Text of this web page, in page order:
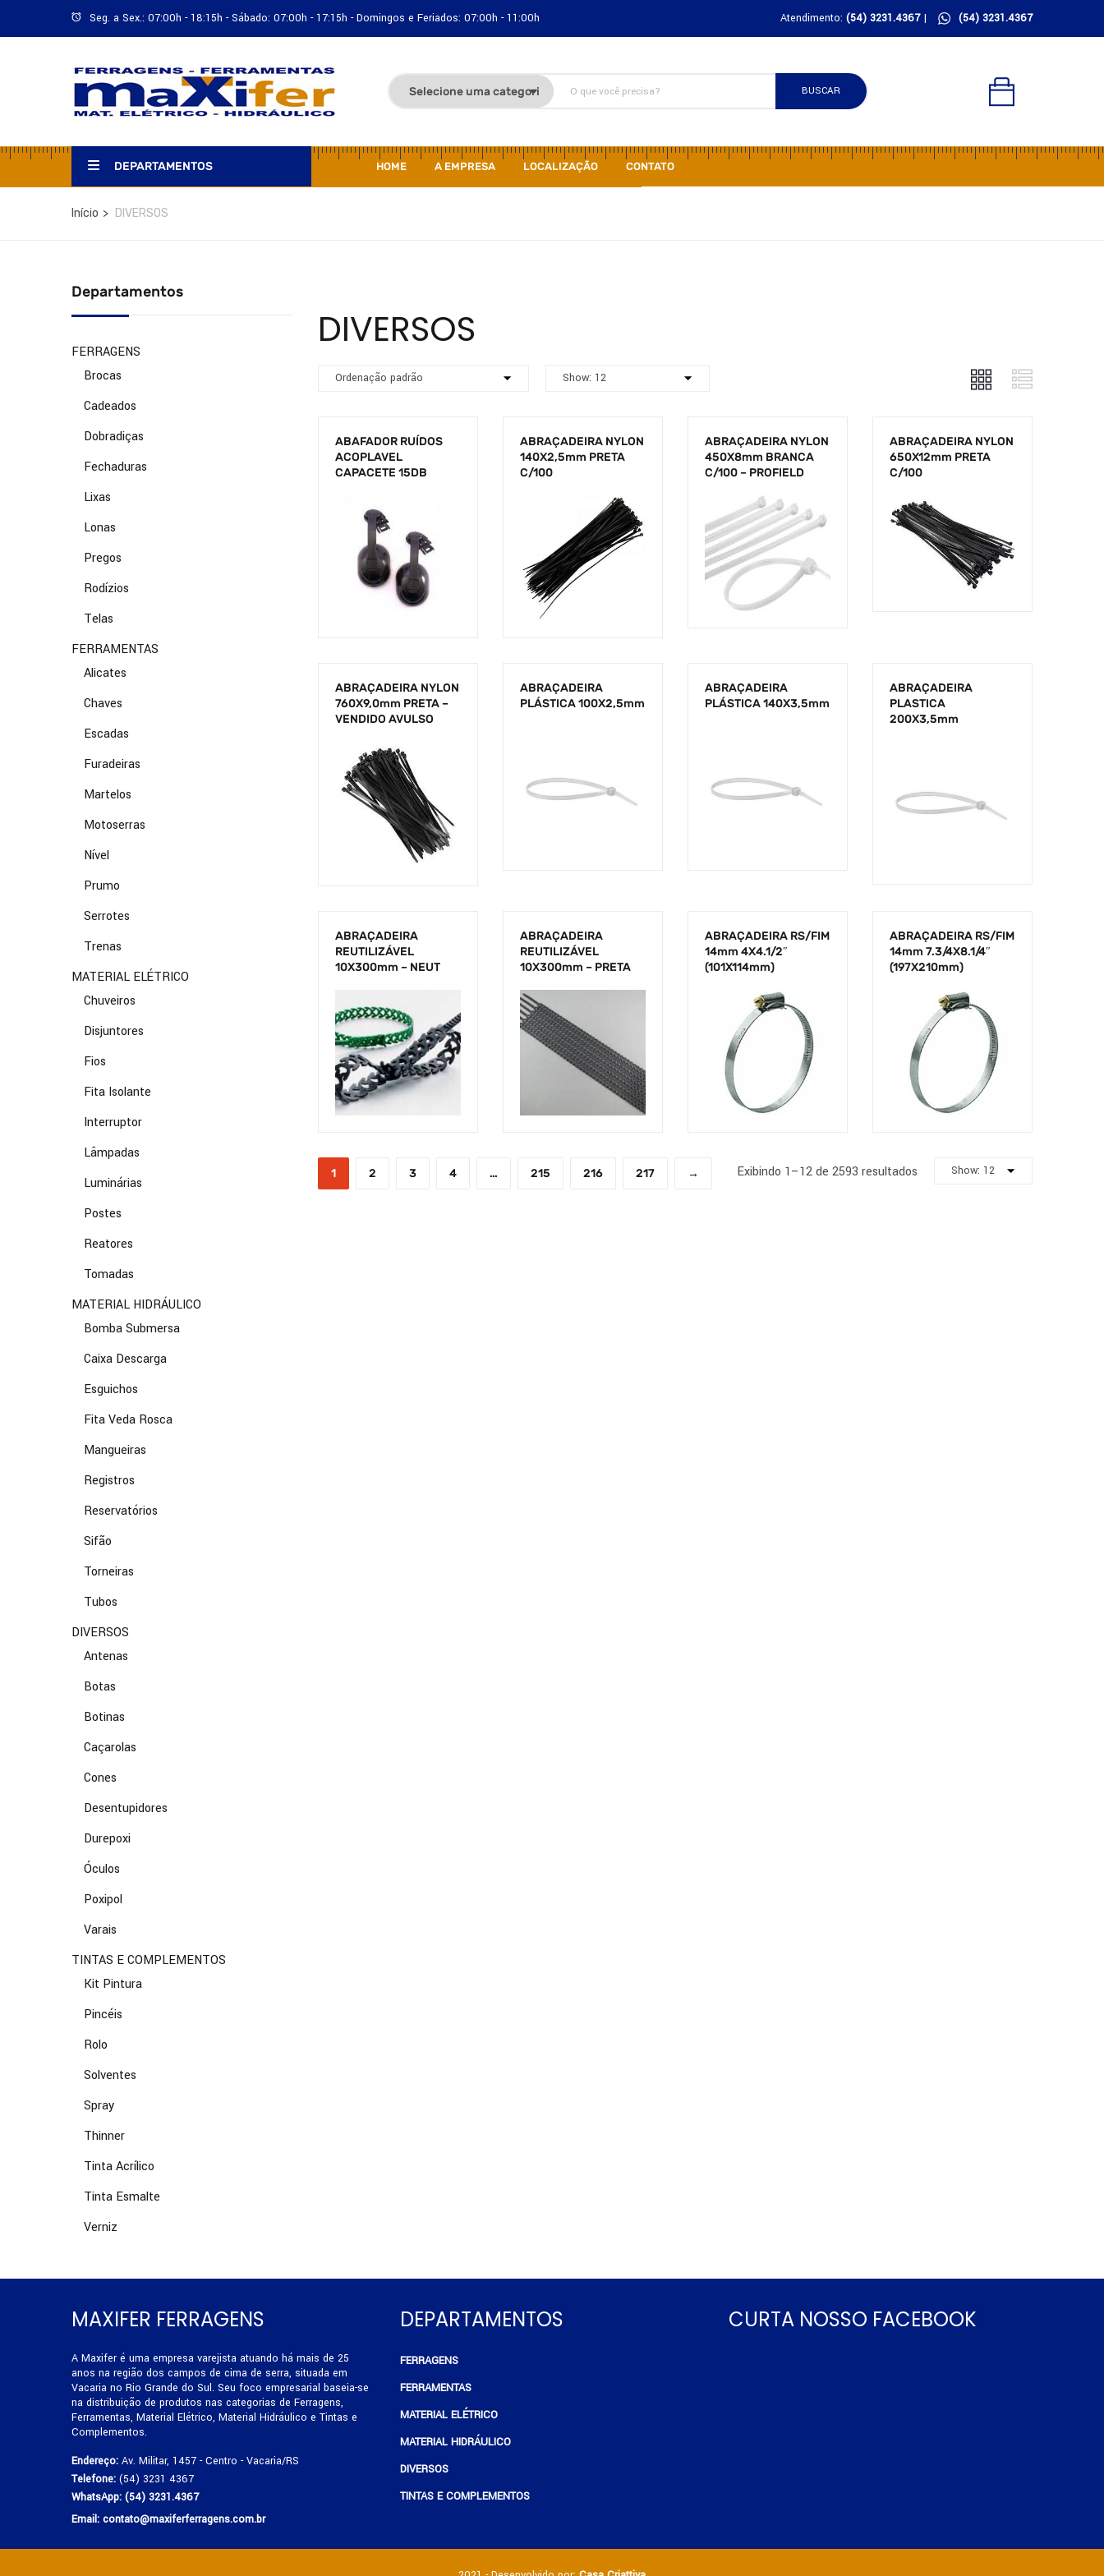
Seg. a Sex.: 07:00h - 18:15h - Sábado: 07:00h - 17:15h - Domingos e Feriados: 07:00h - 11:00h Atendimento: (54) 3231.4367| (54) 3231.4367
BUSCAR
DEPARTAMENTOS HOME A EMPRESA LOCALIZAÇÃO CONTATO
Início DIVERSOS
Departamentos
FERRAGENS
Brocas
Cadeados
Dobradiças
Fechaduras
Lixas
Lonas
Pregos
Rodízios
Telas
FERRAMENTAS
Alicates
Chaves
Escadas
Furadeiras
Martelos
Motoserras
Nível
Prumo
Serrotes
Trenas
MATERIAL ELÉTRICO
Chuveiros
Disjuntores
Fios
Fita Isolante
Interruptor
Lâmpadas
Luminárias
Postes
Reatores
Tomadas
MATERIAL HIDRÁULICO
Bomba Submersa
Caixa Descarga
Esguichos
Fita Veda Rosca
Mangueiras
Registros
Reservatórios
Sifão
Torneiras
Tubos
DIVERSOS
Antenas
Botas
Botinas
Caçarolas
Cones
Desentupidores
Durepoxi
Óculos
Poxipol
Varais
TINTAS E COMPLEMENTOS
Kit Pintura
Pincéis
Rolo
Solventes
Spray
Thinner
Tinta Acrílico
Tinta Esmalte
Verniz
DIVERSOS
ABAFADOR RUÍDOS
ACOPLAVEL
CAPACETE 15DB
ABRAÇADEIRA NYLON
140X2,5mm PRETA
C/100
ABRAÇADEIRA NYLON
450X8mm BRANCA
C/100 – PROFIELD
ABRAÇADEIRA NYLON
650X12mm PRETA
C/100
ABRAÇADEIRA NYLON
760X9,0mm PRETA –
VENDIDO AVULSO
ABRAÇADEIRA
PLÁSTICA 100X2,5mm
ABRAÇADEIRA
PLÁSTICA 140X3,5mm
ABRAÇADEIRA
PLASTICA
200X3,5mm
ABRAÇADEIRA
REUTILIZÁVEL
10X300mm – NEUT
ABRAÇADEIRA
REUTILIZÁVEL
10X300mm – PRETA
ABRAÇADEIRA RS/FIM
14mm 4X4.1/2″
(101X114mm)
ABRAÇADEIRA RS/FIM
14mm 7.3/4X8.1/4″
(197X210mm)
1 2 3 4 … 215 216 217 → Exibindo 1–12 de 2593 resultados
MAXIFER FERRAGENS
A Maxifer é uma empresa varejista atuando há mais de 25
anos na região dos campos de cima de serra, situada em
Vacaria no Rio Grande do Sul. Seu foco empresarial baseia-se
na distribuição de produtos nas categorias de Ferragens,
Ferramentas, Material Elétrico, Material Hidráulico e Tintas e
Complementos.
Endereço: Av. Militar, 1457 - Centro - Vacaria/RS
Telefone: (54) 3231 4367
WhatsApp: (54) 3231.4367
Email: contato@maxiferferragens.com.br
DEPARTAMENTOS
FERRAGENS
FERRAMENTAS
MATERIAL ELÉTRICO
MATERIAL HIDRÁULICO
DIVERSOS
TINTAS E COMPLEMENTOS
CURTA NOSSO FACEBOOK